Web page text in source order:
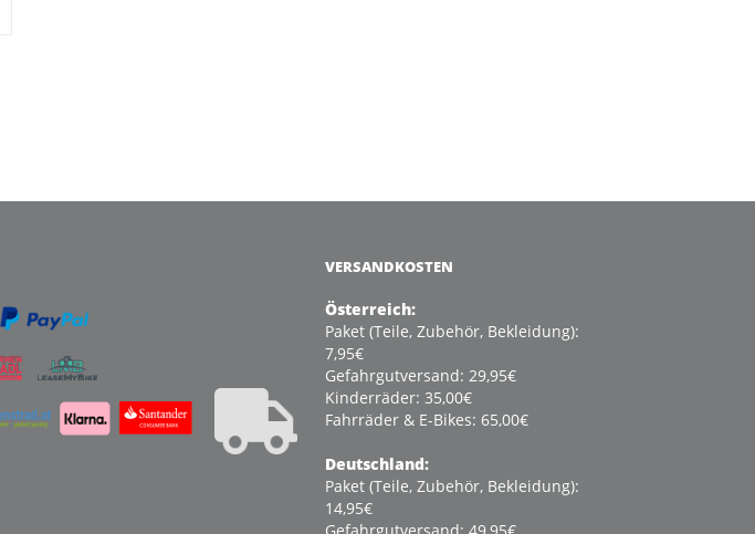
VERSANDKOSTEN
Österreich:
Paket (Teile, Zubehör, Bekleidung):
7,95€
Gefahrgutversand: 29,95€
Kinderräder: 35,00€
Fahrräder & E-Bikes: 65,00€
Deutschland:
Paket (Teile, Zubehör, Bekleidung):
14,95€